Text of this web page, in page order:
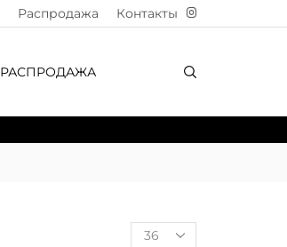
Распродажа Контакты
РАСПРОДАЖА